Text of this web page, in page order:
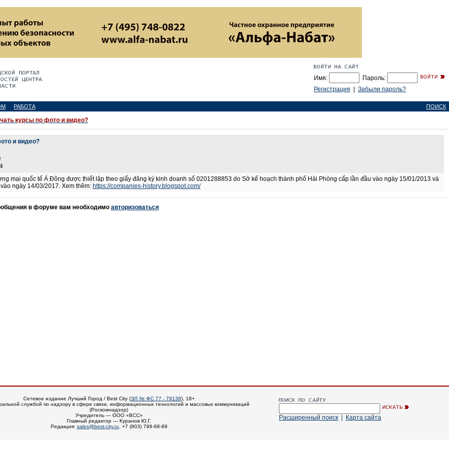
Имя:
Пароль:
Регистрация
Забыли пароль?
РАБОТА ПОИСК
курсы по фото и видео?
и видео?
mại quốc tế Á Đông được thiết lập theo giấy đăng ký kinh doanh số 0201288853 do Sở kế hoạch thành phố Hải Phòng cấp lần đầu vào ngày 15/01/2013 và
ngày 14/03/2017. Xem thêm: https://companies-history.blogspot.com/
в форуме вам необходимо авторизоваться
Сетевое издание Лучший Город / Best City (ЭЛ № ФС 77 - 79138), 18+
службой по надзору в сфере связи, информационных технологий и массовых коммуникаций
(Роскомнадзор)
Учредитель — ООО «ВСС»
Главный редактор — Куранов Ю.Г.
Редакция: sales@best-city.ru , +7 (903) 798-68-89
Расширенный поиск Карта сайта